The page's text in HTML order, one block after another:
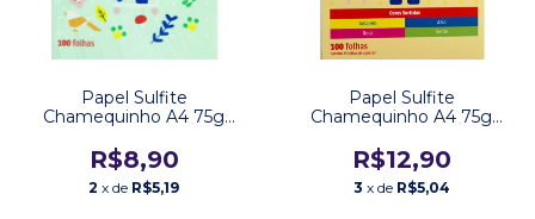
Papel Sulfite
Chamequinho A4 75g
R$8,90
2 x de R$5,19
Papel Sulfite
Chamequinho A4 75g
R$12,90
3 x de R$5,04